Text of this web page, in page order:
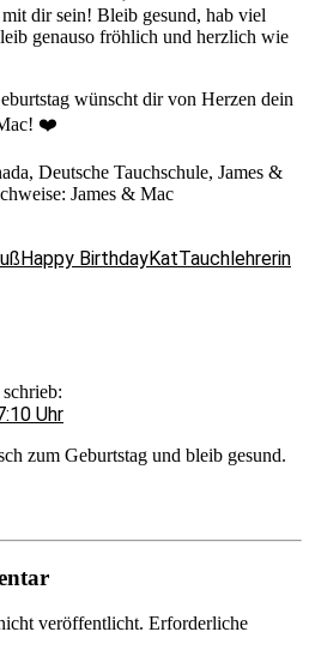
mit dir sein! Bleib gesund, hab viel
genauso fröhlich und herzlich wie
wünscht dir von Herzen dein
❤️
Deutsche Tauchschule, James &
James & Mac
Happy BirthdayKatTauchlehrerin
schrieb:
Uhr
zum Geburtstag und bleib gesund.
veröffentlicht. Erforderliche